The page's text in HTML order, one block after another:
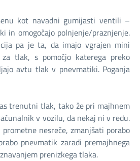
kot navadni gumijasti ventili –
in omogočajo polnjenje/praznjenje.
pa je ta, da imajo vgrajen mini
tlak, s pomočjo katerega preko
avtu tlak v pnevmatiki. Poganja
trenutni tlak, tako že pri majhnem
v vozilu, da nekaj ni v redu.
nesreče, zmanjšati porabo
pnevmatik zaradi premajhnega
prenizkega tlaka.